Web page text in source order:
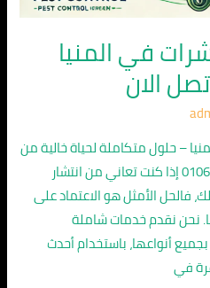
في المنيا
– حلول متكاملة لحياة خالية من
الحشرات 📞 اتصل الآن: 01067626163 إذا كنت تعاني من انتشار
فالحل الأمثل هو الاعتماد على
نحن نقدم خدمات شاملة
أنواعها، باستخدام أحدث
في